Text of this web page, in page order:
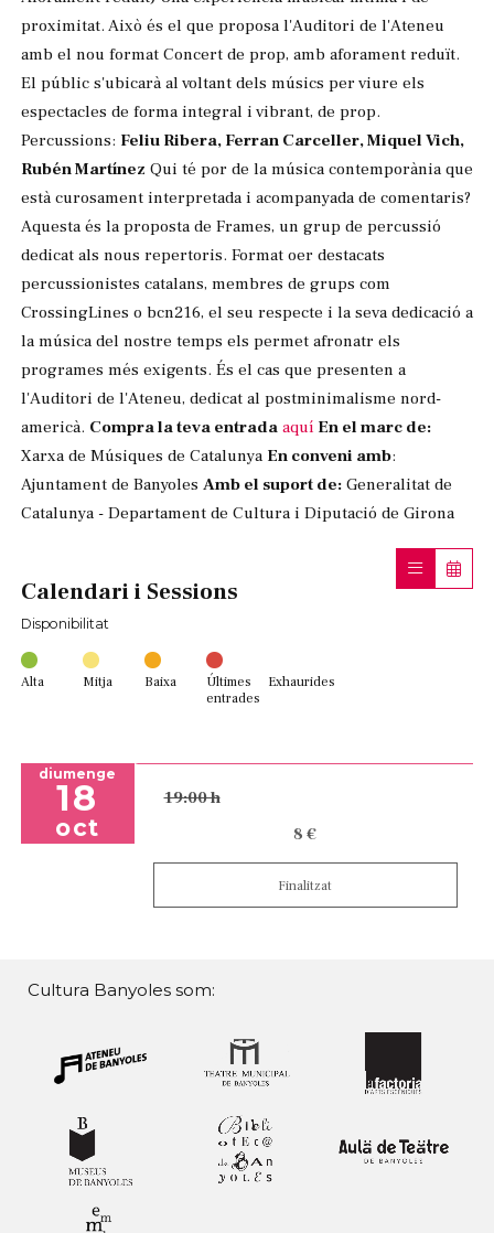
proximitat. Això és el que proposa l'Auditori de l'Ateneu
amb el nou format Concert de prop, amb aforament reduït.
El públic s'ubicarà al voltant dels músics per viure els
espectacles de forma integral i vibrant, de prop.
Percussions: Feliu Ribera, Ferran Carceller, Miquel Vich,
Rubén Martínez Qui té por de la música contemporània que
està curosament interpretada i acompanyada de comentaris?
Aquesta és la proposta de Frames, un grup de percussió
dedicat als nous repertoris. Format oer destacats
percussionistes catalans, membres de grups com
CrossingLines o bcn216, el seu respecte i la seva dedicació a
la música del nostre temps els permet afronatr els
programes més exigents. És el cas que presenten a
l'Auditori de l'Ateneu, dedicat al postminimalisme nord-
americà. Compra la teva entrada aquí En el marc de:
Xarxa de Músiques de Catalunya En conveni amb:
Ajuntament de Banyoles Amb el suport de: Generalitat de
Catalunya - Departament de Cultura i Diputació de Girona
Calendari i Sessions
Disponibilitat
Alta Mitja Baixa
Últimes
entrades
Exhaurides
diumenge
18
oct
19:00 h
8 €
Finalitzat
Cultura Banyoles som: